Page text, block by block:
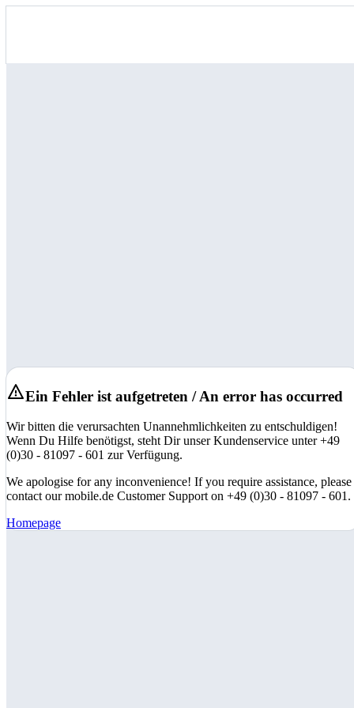
Ein Fehler ist aufgetreten / An error has occurred
Wir bitten die verursachten Unannehmlichkeiten zu entschuldigen!
Wenn Du Hilfe benötigst, steht Dir unser Kundenservice unter +49
(0)30 - 81097 - 601 zur Verfügung.
We apologise for any inconvenience! If you require assistance, please
contact our mobile.de Customer Support on +49 (0)30 - 81097 - 601.
Homepage